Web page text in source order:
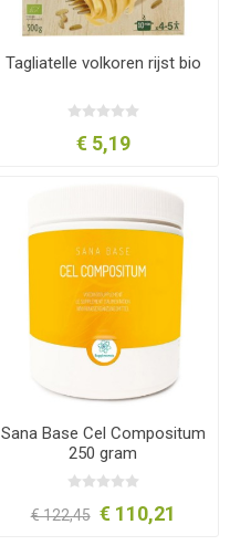
Tagliatelle volkoren rijst bio
€ 5,19
Sana Base Cel Compositum
250 gram
€ 122,45 € 110,21